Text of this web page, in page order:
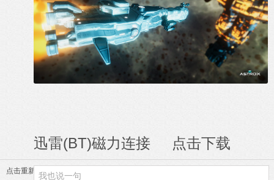
迅雷(BT)磁力连接 点击下载
点击重新加载